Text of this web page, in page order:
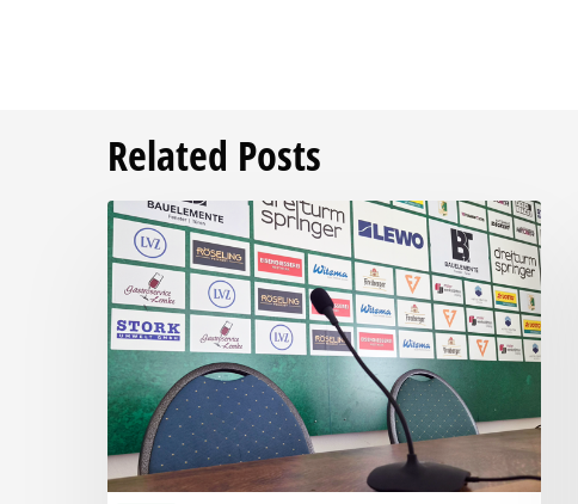
Related Posts
Pressegespräch
vor
RSV
Eintracht
1949
–
Chemie